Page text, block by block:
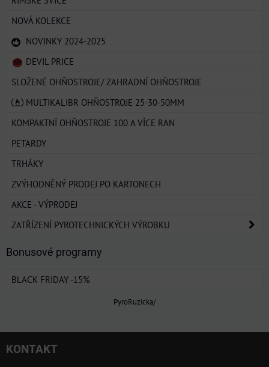
NOVÁ KOLEKCE
NOVINKY 2024-2025
DEVIL PRICE
SLOŽENÉ OHŇOSTROJE/ ZAHRADNÍ OHŇOSTROJE
MULTIKALIBR OHŇOSTROJE 25-30-50MM
KOMPAKTNÍ OHŇOSTROJE 100 A VÍCE RAN
PETARDY
TRHÁKY
ZVÝHODNĚNÝ PRODEJ PO KARTONECH
AKCE - VÝPRODEJ
ZATŘÍZENÍ PYROTECHNICKÝCH VÝROBKU
Bonusové programy
BLACK FRIDAY -15%
PyroRuzicka/
KONTAKT